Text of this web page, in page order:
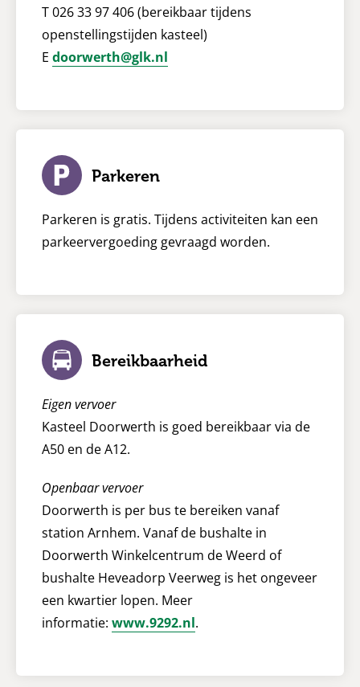
T 026 33 97 406 (bereikbaar tijdens
openstellingstijden kasteel)
E doorwerth@glk.nl
Parkeren
Parkeren is gratis. Tijdens activiteiten kan een
parkeervergoeding gevraagd worden.
Bereikbaarheid
Eigen vervoer
Kasteel Doorwerth is goed bereikbaar via de
A50 en de A12.
Openbaar vervoer
Doorwerth is per bus te bereiken vanaf
station Arnhem. Vanaf de bushalte in
Doorwerth Winkelcentrum de Weerd of
bushalte Heveadorp Veerweg is het ongeveer
een kwartier lopen. Meer
informatie: www.9292.nl.